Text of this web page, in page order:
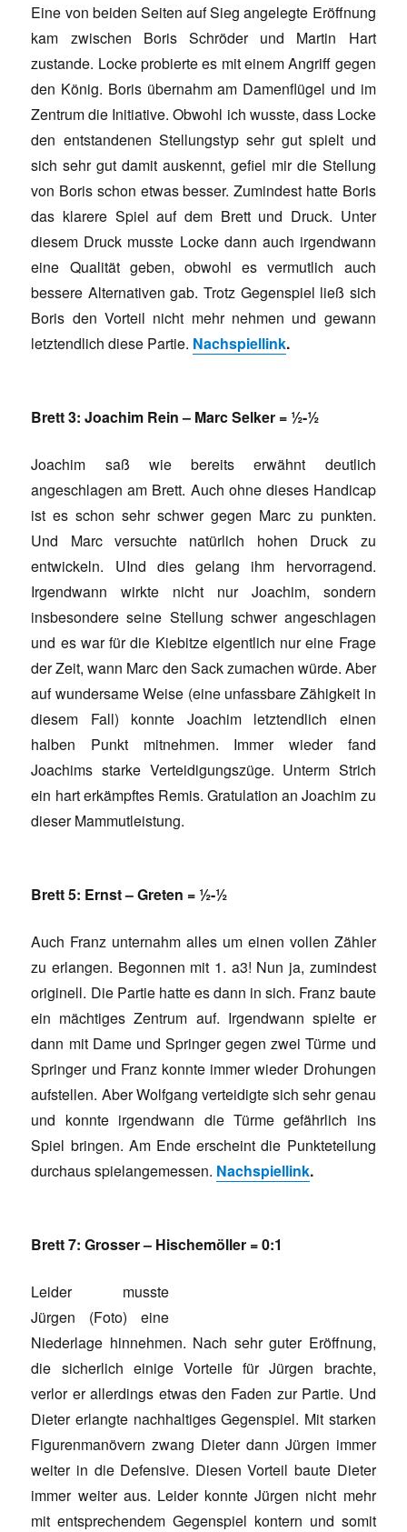
Eine von beiden Seiten auf Sieg angelegte Eröffnung
kam zwischen Boris Schröder und Martin Hart
zustande. Locke probierte es mit einem Angriff gegen
den König. Boris übernahm am Damenflügel und im
Zentrum die Initiative. Obwohl ich wusste, dass Locke
den entstandenen Stellungstyp sehr gut spielt und
sich sehr gut damit auskennt, gefiel mir die Stellung
von Boris schon etwas besser. Zumindest hatte Boris
das klarere Spiel auf dem Brett und Druck. Unter
diesem Druck musste Locke dann auch irgendwann
eine Qualität geben, obwohl es vermutlich auch
bessere Alternativen gab. Trotz Gegenspiel ließ sich
Boris den Vorteil nicht mehr nehmen und gewann
letztendlich diese Partie. Nachspiellink.
Brett 3: Joachim Rein – Marc Selker = ½-½
Joachim saß wie bereits erwähnt deutlich
angeschlagen am Brett. Auch ohne dieses Handicap
ist es schon sehr schwer gegen Marc zu punkten.
Und Marc versuchte natürlich hohen Druck zu
entwickeln. UInd dies gelang ihm hervorragend.
Irgendwann wirkte nicht nur Joachim, sondern
insbesondere seine Stellung schwer angeschlagen
und es war für die Kiebitze eigentlich nur eine Frage
der Zeit, wann Marc den Sack zumachen würde. Aber
auf wundersame Weise (eine unfassbare Zähigkeit in
diesem Fall) konnte Joachim letztendlich einen
halben Punkt mitnehmen. Immer wieder fand
Joachims starke Verteidigungszüge. Unterm Strich
ein hart erkämpftes Remis. Gratulation an Joachim zu
dieser Mammutleistung.
Brett 5: Ernst – Greten = ½-½
Auch Franz unternahm alles um einen vollen Zähler
zu erlangen. Begonnen mit 1. a3! Nun ja, zumindest
originell. Die Partie hatte es dann in sich. Franz baute
ein mächtiges Zentrum auf. Irgendwann spielte er
dann mit Dame und Springer gegen zwei Türme und
Springer und Franz konnte immer wieder Drohungen
aufstellen. Aber Wolfgang verteidigte sich sehr genau
und konnte irgendwann die Türme gefährlich ins
Spiel bringen. Am Ende erscheint die Punkteteilung
durchaus spielangemessen. Nachspiellink.
Brett 7: Grosser – Hischemöller = 0:1
Leider musste
Jürgen (Foto) eine
Niederlage hinnehmen. Nach sehr guter Eröffnung,
die sicherlich einige Vorteile für Jürgen brachte,
verlor er allerdings etwas den Faden zur Partie. Und
Dieter erlangte nachhaltiges Gegenspiel. Mit starken
Figurenmanövern zwang Dieter dann Jürgen immer
weiter in die Defensive. Diesen Vorteil baute Dieter
immer weiter aus. Leider konnte Jürgen nicht mehr
mit entsprechendem Gegenspiel kontern und somit